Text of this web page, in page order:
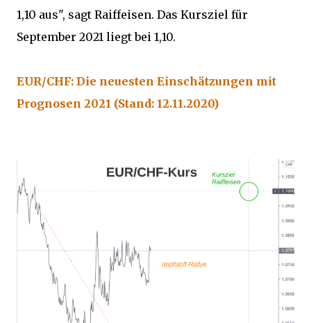
1,10 aus", sagt Raiffeisen. Das Kursziel für
September 2021 liegt bei 1,10.
EUR/CHF: Die neuesten Einschätzungen mit
Prognosen 2021 (Stand: 12.11.2020)